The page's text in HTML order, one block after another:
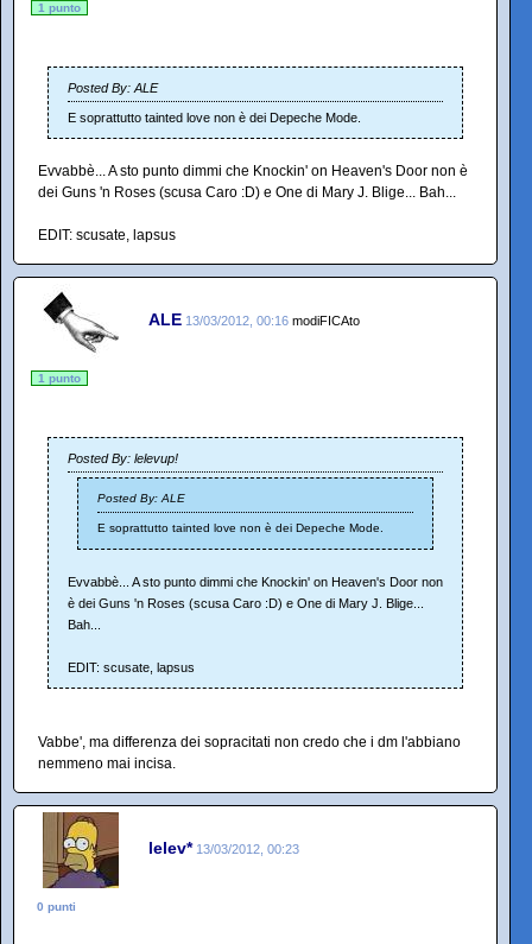
1 punto
Posted By: ALE
E soprattutto tainted love non è dei Depeche Mode.
Evvabbè... A sto punto dimmi che Knockin' on Heaven's Door non è
dei Guns 'n Roses (scusa Caro :D) e One di Mary J. Blige... Bah...
EDIT: scusate, lapsus
ALE 13/03/2012, 00:16 modiFICAto
1 punto
Posted By: lelevup!
Posted By: ALE
E soprattutto tainted love non è dei Depeche Mode.
Evvabbè... A sto punto dimmi che Knockin' on Heaven's Door non
è dei Guns 'n Roses (scusa Caro :D) e One di Mary J. Blige...
Bah...
EDIT: scusate, lapsus
Vabbe', ma differenza dei sopracitati non credo che i dm l'abbiano
nemmeno mai incisa.
lelev* 13/03/2012, 00:23
0 punti